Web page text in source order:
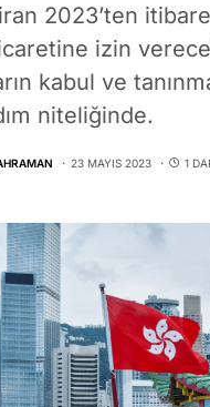
2023’ten
izin
kabul ve
niteliğinde.
23 MAYIS 2023 1